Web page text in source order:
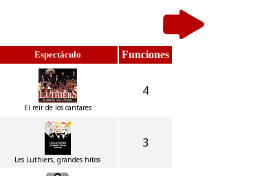
Espectáculo Funciones
El reír de los cantares
4
Les Luthiers, grandes hitos
3